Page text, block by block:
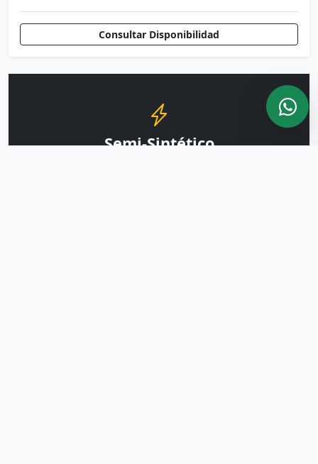
Consultar Disponibilidad
Semi-Sintético